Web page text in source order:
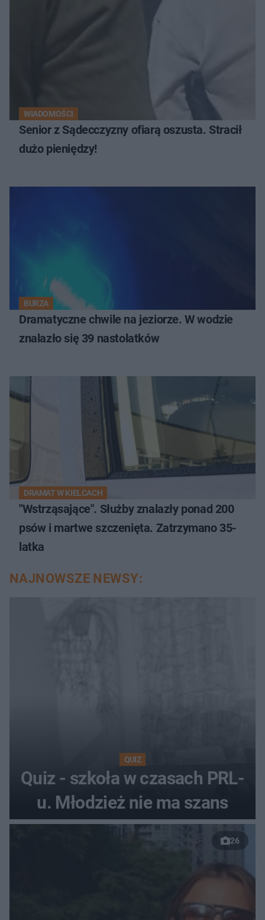
WIADOMOŚCI
Senior z Sądecczyzny ofiarą oszusta. Stracił
dużo pieniędzy!
BURZA
Dramatyczne chwile na jeziorze. W wodzie
znalazło się 39 nastolatków
DRAMAT W KIELCACH
"Wstrząsające". Służby znalazły ponad 200
psów i martwe szczenięta. Zatrzymano 35-
latka
NAJNOWSZE NEWSY:
QUIZ
Quiz - szkoła w czasach PRL-
u. Młodzież nie ma szans
26